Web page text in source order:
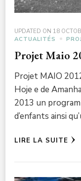
UPDATED ON 18
ACTUALITÉS
Projet Maio
Projet MAIO
Hoje e de
2013 un
d’enfants ainsi
LIRE LA SUITE